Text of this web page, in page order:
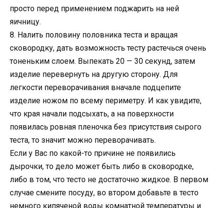
просто перед применением поджарить на ней
яичницу.
8. Налить половину половника теста и вращая
сковородку, дать возможность тесту растечься очень
тоненьким слоем. Выпекать 20 — 30 секунд, затем
изделие перевернуть на другую сторону. Для
легкости переворачивания вначале подцепите
изделие ножом по всему периметру. И как увидите,
что края начали подсыхать, а на поверхности
появилась ровная пленочка без присутствия сырого
теста, то значит можно переворачивать.
Если у Вас по какой-то причине не появились
дырочки, то дело может быть либо в сковородке,
либо в том, что тесто не достаточно жидкое. В первом
случае смените посуду, во втором добавьте в тесто
немного кипяченой воды комнатной температуры и